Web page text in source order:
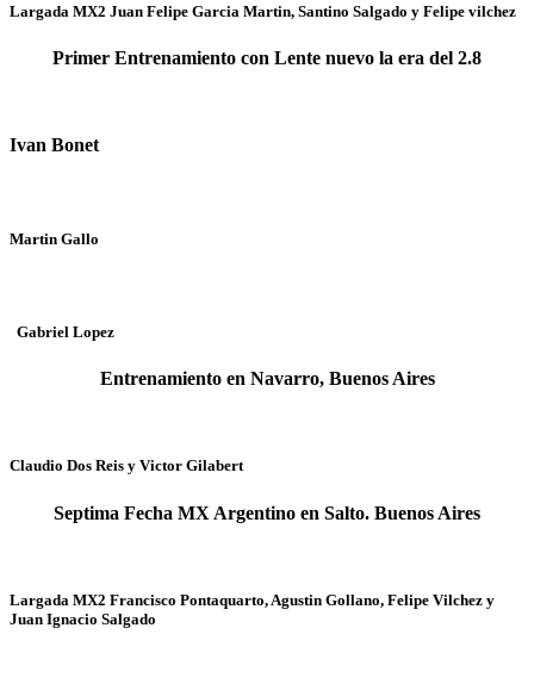
Largada MX2 Juan Felipe Garcia Martin, Santino Salgado y Felipe vilchez
Primer Entrenamiento con Lente nuevo la era del 2.8
Ivan Bonet
Martin Gallo
Gabriel Lopez
Entrenamiento en Navarro, Buenos Aires
Claudio Dos Reis y Victor Gilabert
Septima Fecha MX Argentino en Salto. Buenos Aires
Largada MX2 Francisco Pontaquarto, Agustin Gollano, Felipe Vilchez y
Juan Ignacio Salgado